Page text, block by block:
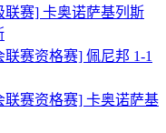
联赛] 卡奥诺萨基列斯
联赛资格赛] 佩尼邦 1-1
联赛资格赛] 卡奥诺萨基